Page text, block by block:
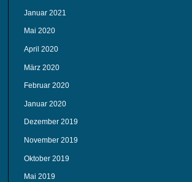
Januar 2021
Mai 2020
April 2020
März 2020
Februar 2020
Januar 2020
Dezember 2019
November 2019
Oktober 2019
Mai 2019